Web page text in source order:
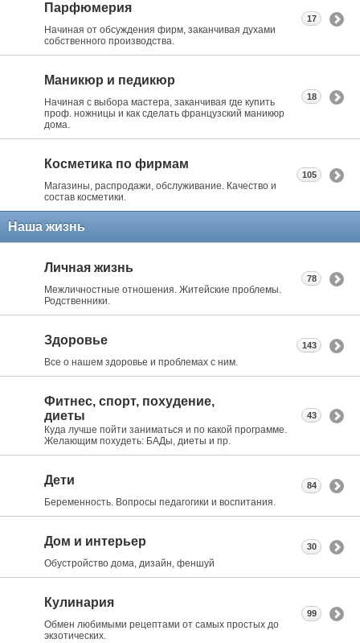
Парфюмерия
Начиная от обсуждения фирм, заканчивая духами
собственного производства.
17
Маникюр и педикюр
Начиная с выбора мастера, заканчивая где купить
проф. ножницы и как сделать французский маникюр
дома.
18
Косметика по фирмам
Магазины, распродажи, обслуживание. Качество и
состав косметики.
105
Наша жизнь
Личная жизнь
Межличностные отношения. Житейские проблемы.
Родственники.
78
Здоровье
Все о нашем здоровье и проблемах с ним.
143
Фитнес, спорт, похудение,
диеты
Куда лучше пойти заниматься и по какой программе.
Желающим похудеть: БАДы, диеты и пр.
43
Дети
Беременность. Вопросы педагогики и воспитания.
84
Дом и интерьер
Обустройство дома, дизайн, феншуй
30
Кулинария
Обмен любимыми рецептами от самых простых до
экзотических.
99